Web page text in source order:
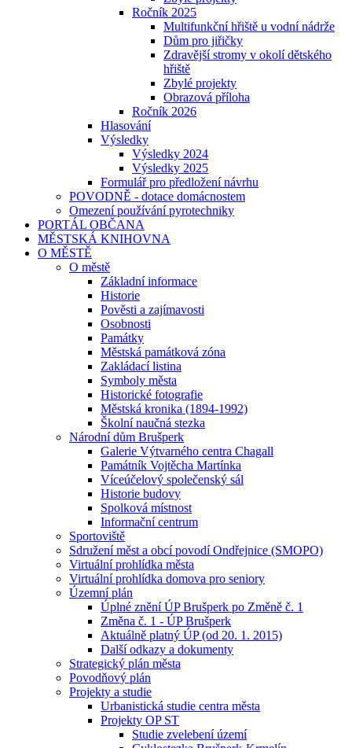
Ročník 2025
Multifunkční hřiště u vodní nádrže
Dům pro jiřičky
Zdravější stromy v okolí dětského
hřiště
Zbylé projekty
Obrazová příloha
Ročník 2026
Hlasování
Výsledky
Výsledky 2024
Výsledky 2025
Formulář pro předložení návrhu
POVODNĚ - dotace domácnostem
Omezení používání pyrotechniky
PORTÁL OBČANA
MĚSTSKÁ KNIHOVNA
O MĚSTĚ
O městě
Základní informace
Historie
Pověsti a zajímavosti
Osobnosti
Památky
Městská památková zóna
Zakládací listina
Symboly města
Historické fotografie
Městská kronika (1894-1992)
Školní naučná stezka
Národní dům Brušperk
Galerie Výtvarného centra Chagall
Památník Vojtěcha Martínka
Víceúčelový společenský sál
Historie budovy
Spolková místnost
Informační centrum
Sportoviště
Sdružení měst a obcí povodí Ondřejnice (SMOPO)
Virtuální prohlídka města
Virtuální prohlídka domova pro seniory
Územní plán
Úplné znění ÚP Brušperk po Změně č. 1
Změna č. 1 - ÚP Brušperk
Aktuálně platný ÚP (od 20. 1. 2015)
Další odkazy a dokumenty
Strategický plán města
Povodňový plán
Projekty a studie
Urbanistická studie centra města
Projekty OP ST
Studie zvelebení území